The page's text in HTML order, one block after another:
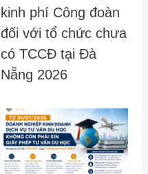
kinh phí Công đoàn
đối với tổ chức chưa
có TCCĐ tại Đà
Nẵng 2026